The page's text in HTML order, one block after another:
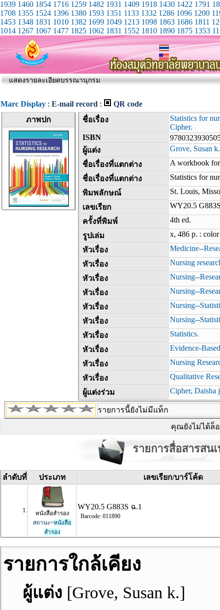
1939 1460 1854 1716 1259 1482 1931 1409 1918 1430 1422 1791
1708 1355 1524 1396 1380 1593 1351 1133 1332 1286 1096 1200
1453 1348 1831 1010 1382 1699 1049 1213 1098 1863 1686 1811
1014 1267 1067 1477 1825 1062 1831 1552 1810 1890 1875 1353
แสดงรายละเอียดบรรณานุกรม
Marc Display : E-mail record :
QR code
ภาพปก
ชื่อเรื่อง
Statistics for
Cipher.
ISBN
ผู้แต่ง
Grove, Susan k.
ชื่อเรื่องที่แตกต่าง
A workbook for
ชื่อเรื่องที่แตกต่าง
Statistics for
พิมพลักษณ์
St. Louis,
เลขเรียก
WY20.5
ครั้งที่พิมพ์
4th ed.
รูปเล่ม
x, 486 p. :
หัวเรื่อง
Medicine--
หัวเรื่อง
Nursing
หัวเรื่อง
Nursing--
หัวเรื่อง
Nursing--
หัวเรื่อง
Nursing--
หัวเรื่อง
Nursing--
หัวเรื่อง
Statistics.
หัวเรื่อง
Evidence-
หัวเรื่อง
Nursing
หัวเรื่อง
Qualitative
ผู้แต่งร่วม
Cipher, Daisha
รายการนี้ยังไม่มีแท็ก
คุณยังไม่ได้ล็
รายการสื่อสารสน
ลำดับที่ ประเภท เลขเรียก/บาร์โค้ด
1.
หนังสือสำรอง
สถานะ=หนังสือ
สำรอง
WY20.5 G883S ฉ.1
Barcode: 011890
รายการใกล้เคียง
ผู้แต่ง [Grove, Susan k.]